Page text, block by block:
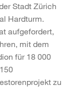
Stadt Zürich
Hardturm.
aufgefordert,
mit dem
für 18 000
zu